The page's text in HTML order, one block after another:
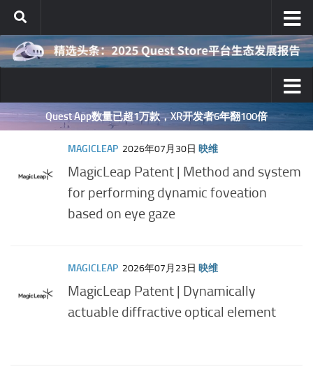
跳至内容
Quest App数量已超1万款，XR开发者6年翻100倍
MAGICLEAP 2026年07月30日 映维
MagicLeap Patent | Method and system
for performing dynamic foveation
based on eye gaze
MAGICLEAP 2026年07月23日 映维
MagicLeap Patent | Dynamically
actuable diffractive optical element